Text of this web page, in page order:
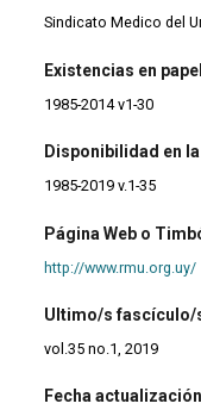
Sindicato Medico del
Existencias en papel
1985-2014 v1-30
Disponibilidad en
1985-2019 v.1-35
Página Web o
http://www.rmu.org.uy/
Ultimo/s fascículo/
vol.35 no.1, 2019
Fecha